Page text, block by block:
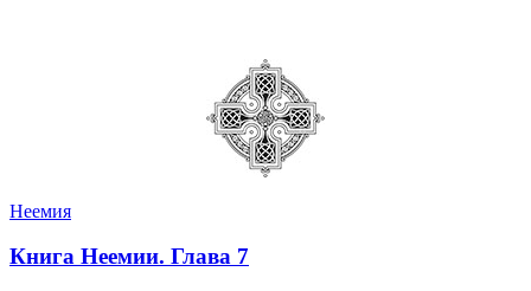
Неемия
Книга Неемии. Глава 7